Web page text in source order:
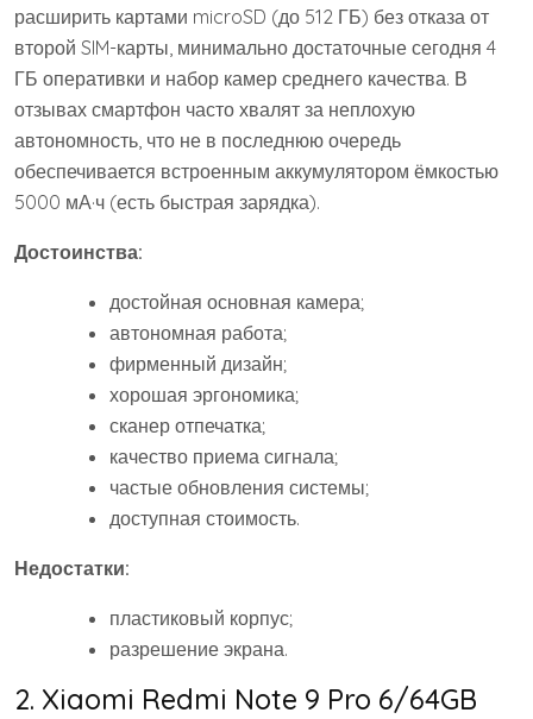
расширить картами microSD (до 512 ГБ) без отказа от
второй SIM-карты, минимально достаточные сегодня 4
ГБ оперативки и набор камер среднего качества. В
отзывах смартфон часто хвалят за неплохую
автономность, что не в последнюю очередь
обеспечивается встроенным аккумулятором ёмкостью
5000 мА·ч (есть быстрая зарядка).
Достоинства:
достойная основная камера;
автономная работа;
фирменный дизайн;
хорошая эргономика;
сканер отпечатка;
качество приема сигнала;
частые обновления системы;
доступная стоимость.
Недостатки:
пластиковый корпус;
разрешение экрана.
2. Xiaomi Redmi Note 9 Pro 6/64GB